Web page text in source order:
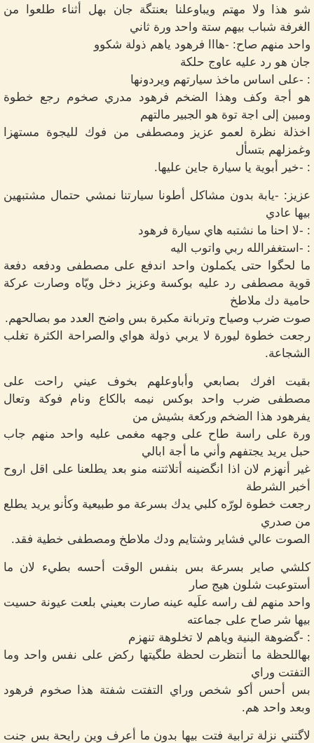
شو هذا ولا مهتم ويباوعلنا بعنتگة جان بهل أثناء طلعوا من
الغرفة شباب بيهم ستة واحد ورة ثاني
واحد منهم صاح: -هااا فرهود ياهم ذولة شكوو
جان هو رد عليه عاوج حلكة
: -على اساس ماخذ سيارتهم ويردونها
هو أجة وكف وهذا الضخم فرهود مدري صخوم رجع خطوة
ومبين إلى اجة توة هو الجبير مالتهم
اخذلة نظرة لعمو عزيز ومصطفى من فوك لليجوة مستهزا
وغمزلهم بتسأل
: -خير أبوية يا سيارة جاين عليها.
عزيز: -يابة بدون مشاكل أطونا سيارتنا نمشي حتمال مشتبهين
بيها عادي
: -لا احنا ما نشتبه هاي سيارة فرهود
: -استغفرالله ربي واتوب اليه
ما لحگوا حتى يكملون واحد اندفع على مصطفى ودفعه دفعة
قوية مصطفى رد عليه بوكسة وعزيز دخل ويّاه وصارت عركة
حامية دك ملاطخ
صوت ضرب وصياح وتربانة مكبرة بس واضح العدد مو بصالحهم.
رجعت خطوة ليورة لا يربي ذولة هواي والصراحة الكثرة تغلب
الشجاعة.
بقيت افرك بصابعي وأباوعلهم بخوف عيني راحت على
مصطفى ضرب واحد بوكس نيمه بالكاع ونام فوكة وتعال
يفرهود هذا الضخم وركعة بشيش من
ورة على راسة طاح على وجهه مغمى عليه واحد منهم جاب
حبل يريد يجتفهم وأني ما أجة ابالي
غير أنهزم لان اذا انگضينه أتلاثتنه منو بعد يطلعنا على اقل اروح
أخبر الشرطة
رجعت خطوة لورّه كلبي يدك بسرعة مو طبيعية وكأنو يريد يطلع
من صدري
الصوت عالي فشاير وشتايم ودك ملاطخ ومصطفى خطية فقد.
كلشي صاير بسرعة بس بنفس الوقت أحسه بطيء لان ما
أستوعبت شلون هيج صار
واحد منهم لف راسه علَيه عينه صارت بعيني بلعت عيونة حسيت
بيها شر صاح على جماعته
: -گضوهة البنية وياهم لا تخلوهة تنهزم
بهاللحظة ما أنتظرت لحظة طگيتها ركض على نفس واحد وما
التفتت وراي
بس أحس أكو شخص وراي التفتت شفتة هذا صخوم فرهود
وبعد واحد هم.
لاگتني نزلة ترابية فتت بيها بدون ما أعرف وين رايحة بس جنت